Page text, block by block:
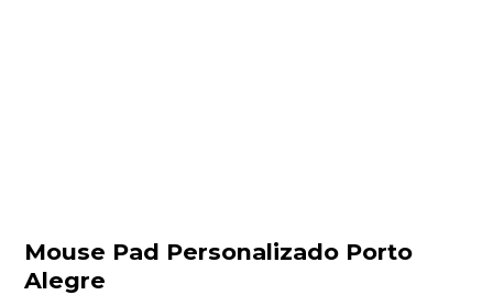
Mouse Pad Personalizado Porto
Alegre